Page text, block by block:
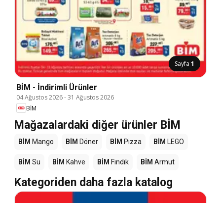
Sayfa 1
BİM - İndirimli Ürünler
04 Ağustos 2026-31 Ağustos 2026
BİM
Mağazalardaki diğer ürünler BİM
BİM Mango BİM Döner BİM Pizza BİM LEGO
BİM Su BİM Kahve BİM Fındık BİM Armut
Kategoriden daha fazla katalog